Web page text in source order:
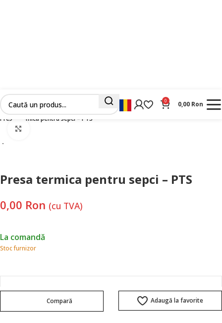
0 0,00 Ron
Prima pagină Masini Industriale Noi Termocolat
Prese de imprimat
Presa termica pentru sepci – PTS
Presa termica pentru sepci – PTS
0,00 Ron (cu TVA)
La comandă
Stoc furnizor
Compară Adaugă la favorite